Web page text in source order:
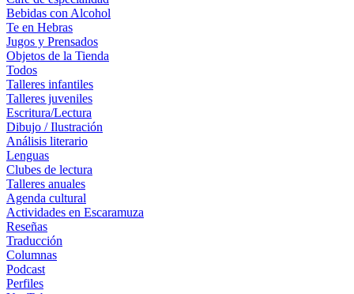
Bebidas con Alcohol
Te en Hebras
Jugos y Prensados
Objetos de la Tienda
Todos
Talleres infantiles
Talleres juveniles
Escritura/Lectura
Dibujo / Ilustración
Análisis literario
Lenguas
Clubes de lectura
Talleres anuales
Agenda cultural
Actividades en Escaramuza
Reseñas
Traducción
Columnas
Podcast
Perfiles